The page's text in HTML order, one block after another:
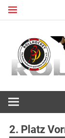
Zum
2. Platz